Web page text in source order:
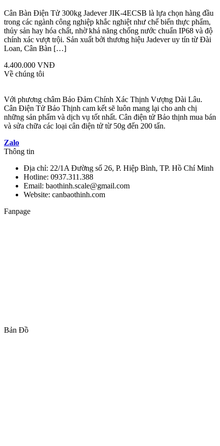
Cân Bàn Điện Tử 300kg Jadever JIK-4ECSB là lựa chọn hàng đầu
trong các ngành công nghiệp khắc nghiệt như chế biến thực phẩm,
thủy sản hay hóa chất, nhờ khả năng chống nước chuẩn IP68 và độ
chính xác vượt trội. Sản xuất bởi thương hiệu Jadever uy tín từ Đài
Loan, Cân Bàn […]
4.400.000 VNĐ
Về chúng tôi
Với phương châm Bảo Đảm Chính Xác Thịnh Vượng Dài Lâu.
Cân Điện Tử Bảo Thịnh cam kết sẽ luôn mang lại cho anh chị
những sản phẩm và dịch vụ tốt nhất. Cân điện tử Bảo thịnh mua bán
và sửa chữa các loại cân điện tử từ 50g đến 200 tấn.
Zalo
Thông tin
Địa chỉ: 22/1A Đường số 26, P. Hiệp Bình, TP. Hồ Chí Minh
Hotline: 0937.311.388
Email: baothinh.scale@gmail.com
Website: canbaothinh.com
Fanpage
Bản Đồ